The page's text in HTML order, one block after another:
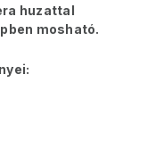
huzattal
mosható.